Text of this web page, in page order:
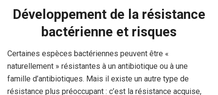
Développement de la résistance
bactérienne et risques
Certaines espèces bactériennes peuvent être «
naturellement » résistantes à un antibiotique ou à une
famille d’antibiotiques. Mais il existe un autre type de
résistance plus préoccupant : c’est la résistance acquise,